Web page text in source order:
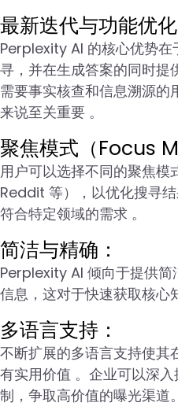
最新迭代与功能优化
Perplexity AI 的核心优势在
寻，并在生成答案的同时提
需要事实核查和信息溯源的
来说至关重要 。
聚焦模式（Focus
用户可以选择不同的聚焦模
Reddit 等），以优化搜寻
符合特定领域的需求 。
简洁与精确：
Perplexity AI 倾向于提供简
信息，这对于快速获取核心
多语言支持：
不断扩展的多语言支持使其
有实用价值 。企业可以深入
制，争取高价值的曝光渠道。